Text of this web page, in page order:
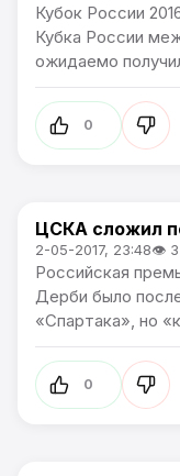
Кубок России
Кубка России
ожидаемо
0
Премьер лига
ЦСКА сложил
2-05-2017, 23:48👁 3
Российская
Дерби было
«Спартака», но
0